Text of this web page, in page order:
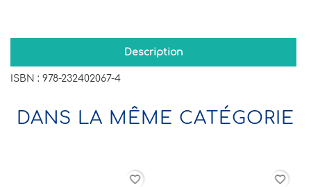
Description
ISBN : 978-232402067-4
DANS LA MÊME CATÉGORIE
favorite_border favorite_border